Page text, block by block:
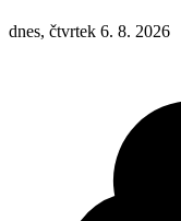
dnes, čtvrtek 6. 8. 2026